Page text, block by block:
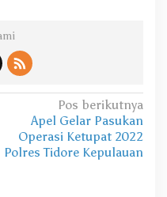
Pos berikutnya
Apel Gelar Pasukan
Operasi Ketupat 2022
Polres Tidore Kepulauan